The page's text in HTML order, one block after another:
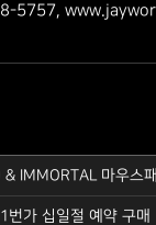
5757,
& IMMORTAL 마우스
번가 십일절 예약 구매